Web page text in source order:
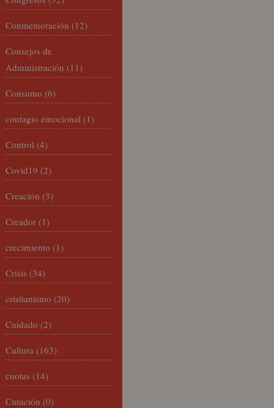
Conmemoración (12)
Consejos de
Administración (11)
Consumo (6)
contagio emocional (1)
Control (4)
Covid19 (2)
Creación (3)
Creador (1)
crecimiento (1)
Crisis (34)
cristianismo (20)
Cuidado (2)
Cultura (163)
cuotas (14)
Curación (0)